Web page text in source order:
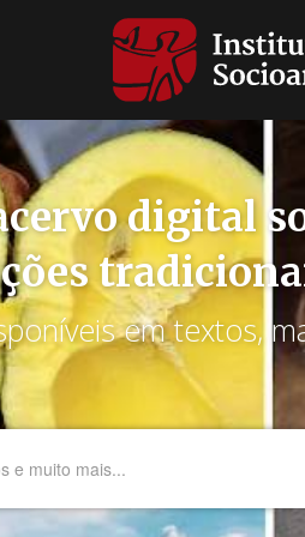
digital
em textos,